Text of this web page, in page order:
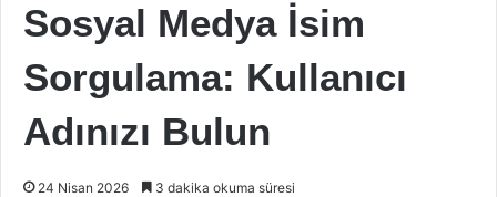
Sosyal Medya İsim
Sorgulama: Kullanıcı
Adınızı Bulun
24 Nisan 2026 3 dakika okuma süresi